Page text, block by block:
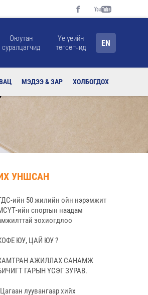
Оюутан
суралцагчид
Үе үеийн
төгсөгчид
EN
МЭДЭЭ & ЗАР ХОЛБОГДОХ
УНШСАН
ийн 50 жилийн ойн нэрэмжит
ийн спортын наадам
зохиогдлоо
ЮУ, ЦАЙ ЮУ ?
АЖИЛЛАХ САНАМЖ
ГАРЫН ҮСЭГ ЗУРАВ.
луувангаар хийх